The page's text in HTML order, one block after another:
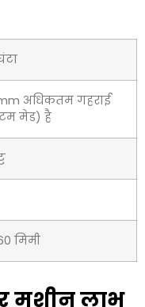
अधिकतम गहराई
मेड) है
मिमी
मशीन लाभ